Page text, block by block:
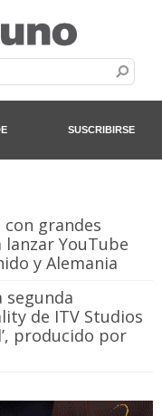
SUSCRIBIRSE
con grandes
YouTube
y Alemania
segunda
de ITV Studios
producido por